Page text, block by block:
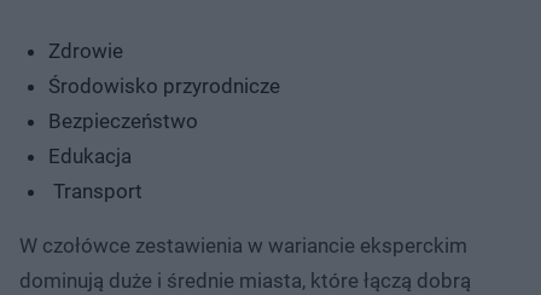
Zdrowie
Środowisko przyrodnicze
Bezpieczeństwo
Edukacja
Transport
W czołówce zestawienia w wariancie eksperckim
dominują duże i średnie miasta, które łączą dobrą